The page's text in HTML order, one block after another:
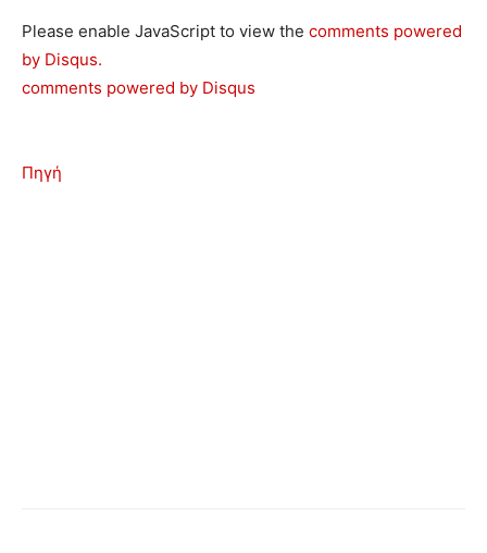
Please enable JavaScript to view the comments powered
by Disqus.
comments powered by Disqus
Πηγή